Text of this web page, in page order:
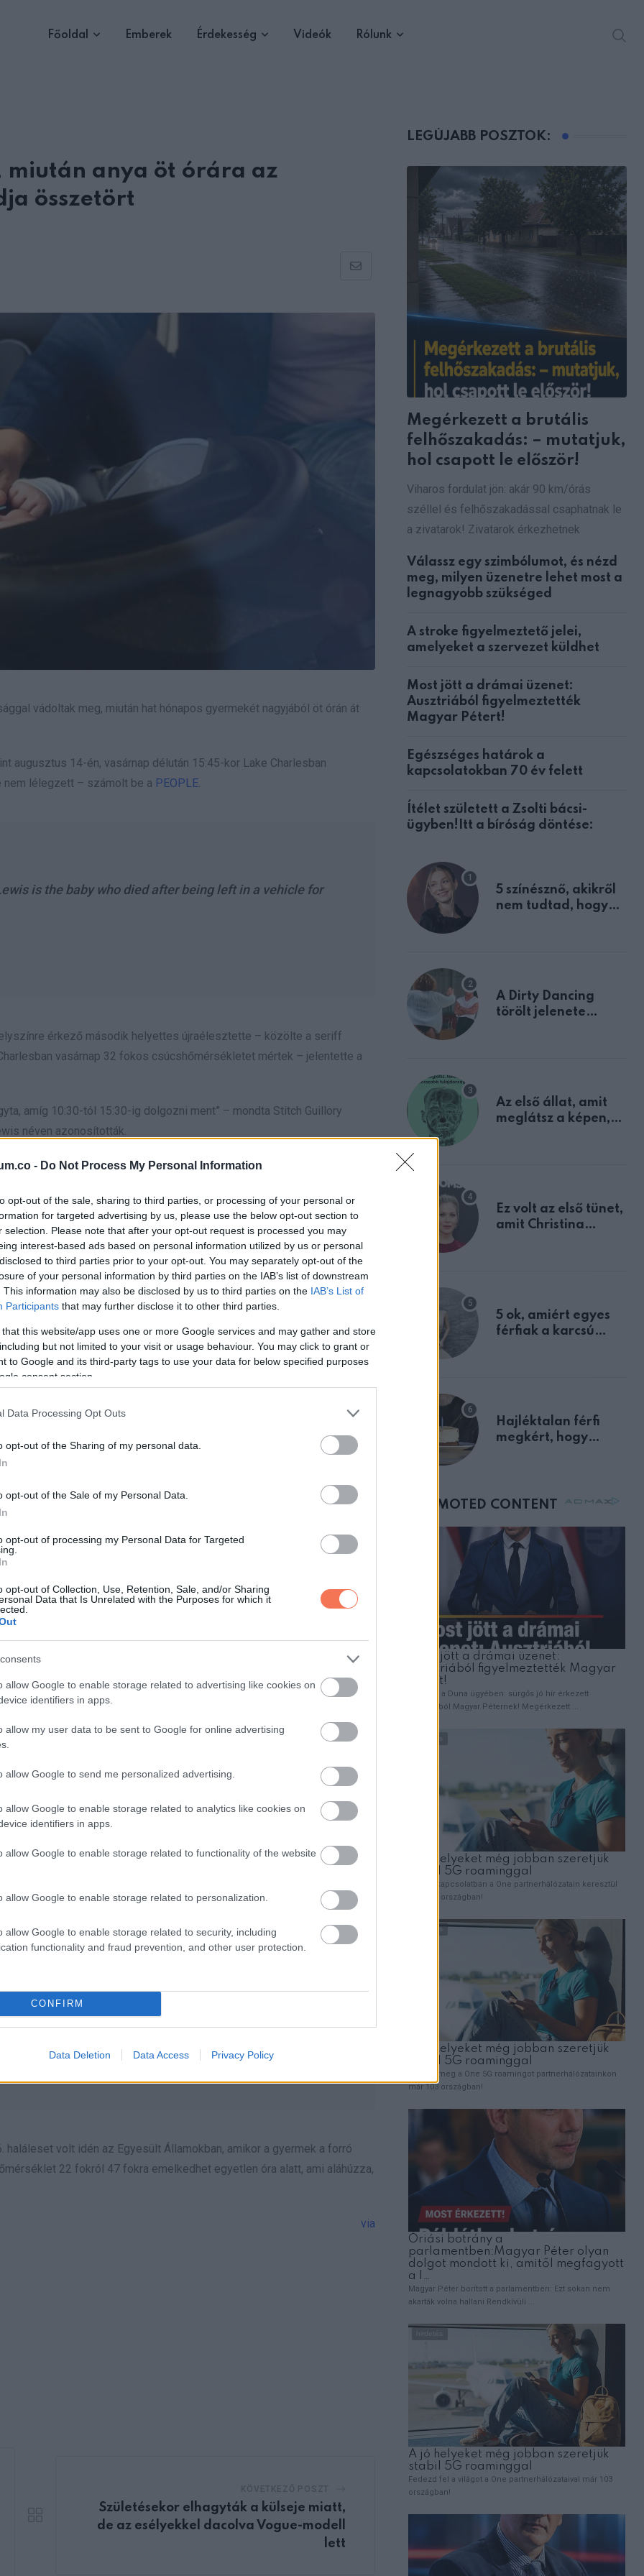
- Do Not Process My Personal Information
opt-out of the sale, sharing to third parties, or processing of your personal or
for targeted advertising by us, please use the below opt-out section to
selection. Please note that after your opt-out request is processed you may
interest-based ads based on personal information utilized by us or personal
to third parties prior to your opt-out. You may separately opt-out of the
of your personal information by third parties on the IAB’s list of downstream
This information may also be disclosed by us to third parties on the IAB’s List of
Participants that may further disclose it to other third parties.
that this website/app uses one or more Google services and may gather and store
but not limited to your visit or usage behaviour. You may click to grant or
to Google and its third-party tags to use your data for below specified purposes
consent section.
Data Processing Opt Outs
opt-out of the Sharing of my personal data.
opt-out of the Sale of my Personal Data.
opt-out of processing my Personal Data for Targeted
opt-out of Collection, Use, Retention, Sale, and/or Sharing
Data that Is Unrelated with the Purposes for which it
allow Google to enable storage related to advertising like cookies on
identifiers in apps.
allow my user data to be sent to Google for online advertising
allow Google to send me personalized advertising.
allow Google to enable storage related to analytics like cookies on
identifiers in apps.
allow Google to enable storage related to functionality of the website
allow Google to enable storage related to personalization.
allow Google to enable storage related to security, including
functionality and fraud prevention, and other user protection.
CONFIRM
Data Deletion Data Access Privacy Policy
Főoldal Emberek Érdekesség Videók Rólunk
miután anya öt órára az
összetört
Share
Email
vádoltak meg, miután hat hónapos gyermekét nagyjából öt órán át
augusztus 14-én, vasárnap délután 15:45-kor Lake Charlesban
lélegzett – számolt be a PEOPLE.
is the baby who died after being left in a vehicle for
érkező második helyettes újraélesztette – közölte a seriff
vasárnap 32 fokos csúcshőmérsékletet mértek – jelentette a
amíg 10:30-tól 15:30-ig dolgozni ment” – mondta Stitch Guillory
néven azonosították.
Közel járt hozzá 2019-ben, amikor az akkor két hónapos első
és Családügyi Minisztérium vádat emelt ellene, de megúszta
bűnösnek vallotta magát – közölte aWAFB.
kapta, aki 2019 óta gondoskodik Avereigh-ről. Ashley azt állította, hogy
van. Hozzátette, hogy igyekeztek segíteni Lee-nek Carissával.
ezt [Carissa] nővérének, hogyan vigasztalod a családot? Aztán
– mondta Ashley a
PEOPLE-nek.
Lee-vel és házi látogatásokat végezni, de eredménytelenül. Kiderült,
dollárban állapította meg az óvadékát.
Lewis, died after her mother is accused of leaving
have learned the mother allegedly left
0adaJCYB11
haláleset volt idén az Egyesült Államokban, amikor a gyermek a forró
22 fokról 47 fokra emelkedhet egyetlen óra alatt, ami aláhúzza,
via
Születésekor elhagyták a külseje miatt,
de az esélyekkel dacolva Vogue-modell
lett
LEGÚJABB POSZTOK:
Megérkezett a brutális
felhőszakadás: – mutatjuk,
hol csapott le először!
Viharos fordulat jön: akár 90 km/órás
széllel és felhőszakadással csaphatnak le
a zivatarok! Zivatarok érkezhetnek
Válassz egy szimbólumot, és nézd
meg, milyen üzenetre lehet most a
legnagyobb szükséged
A stroke figyelmeztető jelei,
amelyeket a szervezet küldhet
Most jött a drámai üzenet:
Ausztriából figyelmeztették
Magyar Pétert!
Egészséges határok a
kapcsolatokban 70 év felett
Ítélet született a Zsolti bácsi-
ügyben!Itt a bíróság döntése:
5 színésznő, akikről
nem tudtad, hogy
A Dirty Dancing
törölt jelenete
Az első állat, amit
meglátsz a képen,
Ez volt az első tünet,
amit Christina
5 ok, amiért egyes
férfiak a karcsú
Hajléktalan férfi
megkért, hogy
mellettem ült az első